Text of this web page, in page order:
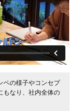
ペの様子やコンセプ
もなり、社内全体の